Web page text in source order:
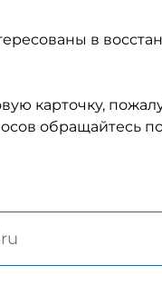
в
карточку,
обращайтесь